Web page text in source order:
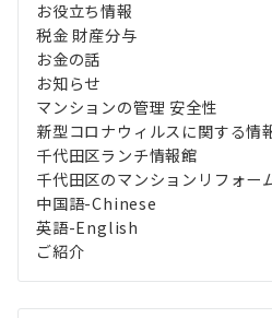
お役立ち情報
税金 財産分与
お金の話
お知らせ
マンションの管理 安全性
新型コロナウィルスに関する情
千代田区ランチ情報館
千代田区のマンションリフォー
中国語-Chinese
英語-English
ご紹介